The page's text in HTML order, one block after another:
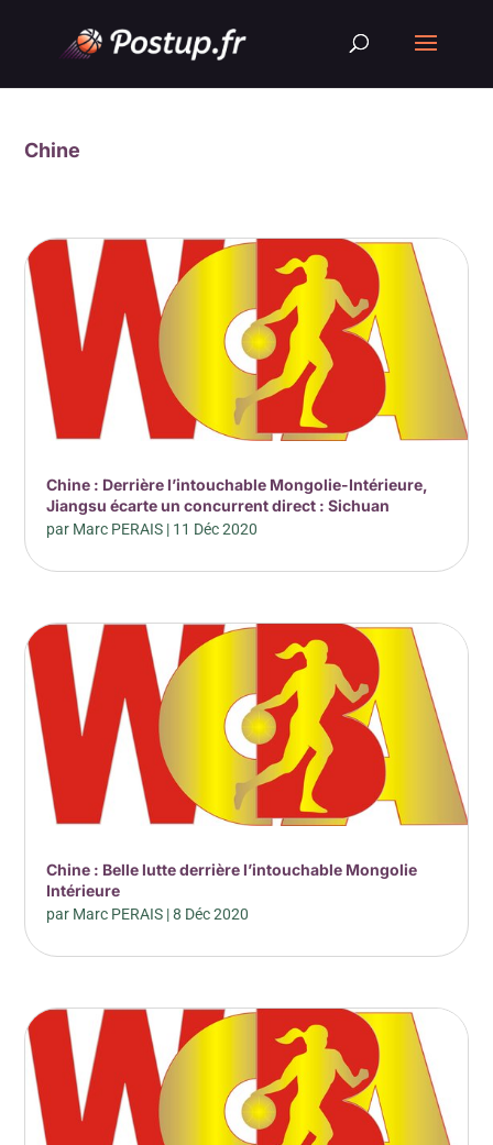
Chine
Chine : Derrière l’intouchable Mongolie-Intérieure,
Jiangsu écarte un concurrent direct : Sichuan
par Marc PERAIS | 11 Déc 2020
Chine : Belle lutte derrière l’intouchable Mongolie
Intérieure
par Marc PERAIS |8 Déc 2020